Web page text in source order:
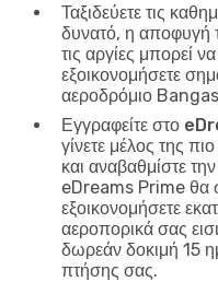
Ταξιδεύετε τις
δυνατό, η αποφυγή
τις αργίες μπορεί
εξοικονομήσετε
αεροδρόμιο
Εγγραφείτε στο
γίνετε μέλος της
και αναβαθμίστε
eDreams Prime θα
εξοικονομήσετε
αεροπορικά σας
δωρεάν δοκιμή 15
πτήσης σας.